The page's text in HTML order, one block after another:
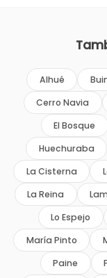
Alhué
Cerro Navia
El Bosque
Huechuraba
La Cisterna
La Reina
Lo Espejo
María Pinto
Paine